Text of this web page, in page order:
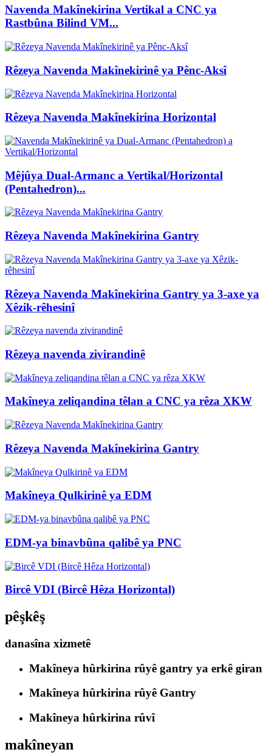
Navenda Makînekirina Vertikal a CNC ya
Rastbûna Bilind VM...
Rêzeya Navenda Makînekirinê ya Pênc-Aksî
Rêzeya Navenda Makînekirina Horizontal
Mêjûya Dual-Armanc a Vertikal/Horizontal
(Pentahedron)...
Rêzeya Navenda Makînekirina Gantry
Rêzeya Navenda Makînekirina Gantry ya 3-axe ya
Xêzik-rêhesinî
Rêzeya navenda zivirandinê
Makîneya zeliqandina têlan a CNC ya rêza XKW
Rêzeya Navenda Makînekirina Gantry
Makîneya Qulkirinê ya EDM
EDM-ya binavbûna qalibê ya PNC
Bircê VDI (Bircê Hêza Horizontal)
pêşkêş
danasîna xizmetê
Makîneya hûrkirina rûyê gantry ya erkê giran
Makîneya hûrkirina rûyê Gantry
Makîneya hûrkirina rûvî
makîneyan